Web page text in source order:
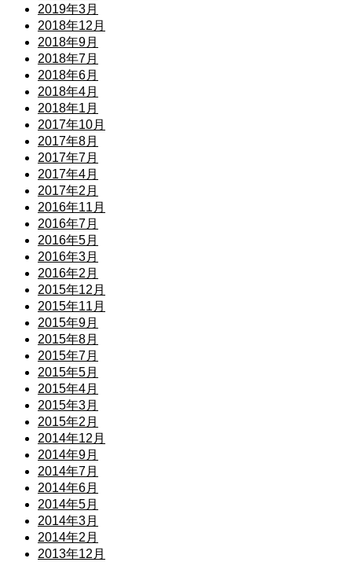
2019年3月
2018年12月
2018年9月
2018年7月
2018年6月
2018年4月
2018年1月
2017年10月
2017年8月
2017年7月
2017年4月
2017年2月
2016年11月
2016年7月
2016年5月
2016年3月
2016年2月
2015年12月
2015年11月
2015年9月
2015年8月
2015年7月
2015年5月
2015年4月
2015年3月
2015年2月
2014年12月
2014年9月
2014年7月
2014年6月
2014年5月
2014年3月
2014年2月
2013年12月